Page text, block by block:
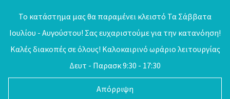
Το κατάστημα μας θα παραμένει κλειστό Τα Σάββατα
Ιουλίου - Αυγούστου! Σας ευχαριστούμε για την κατανόηση!
Καλές διακοπές σε όλους! Καλοκαιρινό ωράριο λειτουργίας
Δευτ - Παρασκ 9:30 - 17:30
Απόρριψη
0